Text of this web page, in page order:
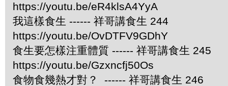
https://youtu.be/eR4klsA4YyA
我這樣食生 ------ 祥哥講食生 244
https://youtu.be/OvDTFV9GDhY
食生要怎樣注重體質 ------ 祥哥講食生 245
https://youtu.be/Gzxncfj50Os
食物食幾熱才對？ ------ 祥哥講食生 246